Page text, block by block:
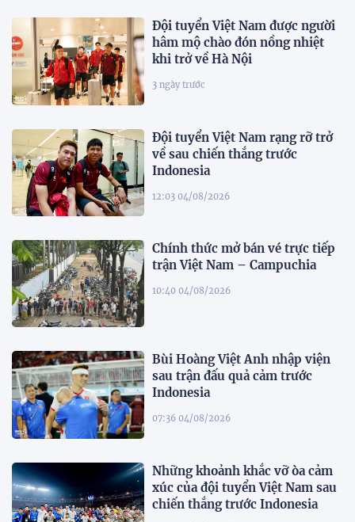
Đội tuyển Việt Nam được người
hâm mộ chào đón nồng nhiệt
khi trở về Hà Nội
3 ngày trước
Đội tuyển Việt Nam rạng rỡ trở
về sau chiến thắng trước
Indonesia
12:03 04/08/2026
Chính thức mở bán vé trực tiếp
trận Việt Nam – Campuchia
10:40 04/08/2026
Bùi Hoàng Việt Anh nhập viện
sau trận đấu quả cảm trước
Indonesia
07:36 04/08/2026
Những khoảnh khắc vỡ òa cảm
xúc của đội tuyển Việt Nam sau
chiến thắng trước Indonesia